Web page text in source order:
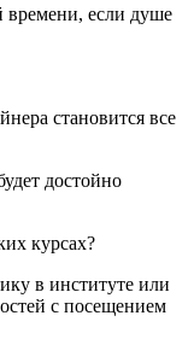
времени, если душе
становится все
достойно
курсах?
в институте или
с посещением